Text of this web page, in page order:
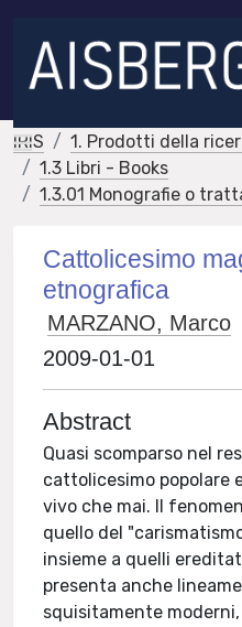
IRIS
1. Prodotti della
1.3 Libri - Books
1.3.01 Monografie o
Cattolicesimo
etnografica
MARZANO, Marco
2009-01-01
Abstract
Quasi scomparso nel
cattolicesimo popolare
vivo che mai. Il
quello del
insieme a quelli
presenta anche
squisitamente